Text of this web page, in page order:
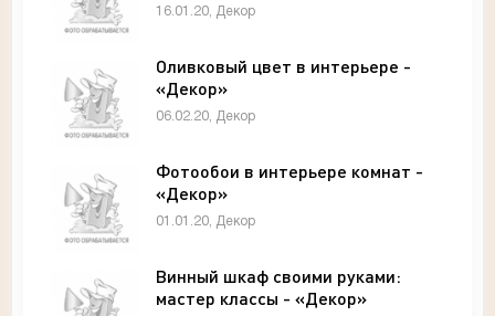
16.01.20, Декор
Оливковый цвет в интерьере -
«Декор»
06.02.20, Декор
Фотообои в интерьере комнат -
«Декор»
01.01.20, Декор
Винный шкаф своими руками:
мастер классы - «Декор»